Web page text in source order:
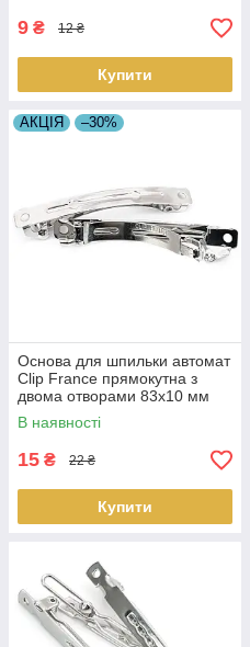
9 ₴ 12 ₴
Купити
АКЦІЯ –30%
Основа для шпильки автомат
Clip France прямокутна з
двома отворами 83х10 мм
Платина 1 шт.
В наявності
15 ₴ 22 ₴
Купити